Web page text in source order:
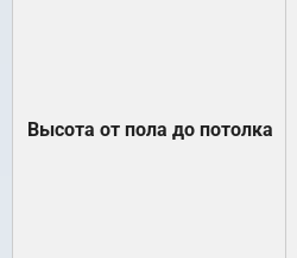
Высота от пола до потолка